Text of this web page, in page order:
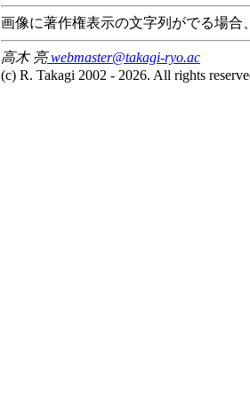
画像に著作権表示の文字列がでる場合
高木 亮webmaster@takagi-ryo.ac
(c) R. Takagi 2002 - 2026. All rights